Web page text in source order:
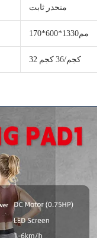
منحدر ثابت
مم1330*600*170
32 كجم/36 كجم